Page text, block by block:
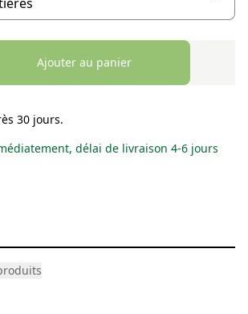
Ajouter au panier
30 jours.
délai de livraison 4-6 jours